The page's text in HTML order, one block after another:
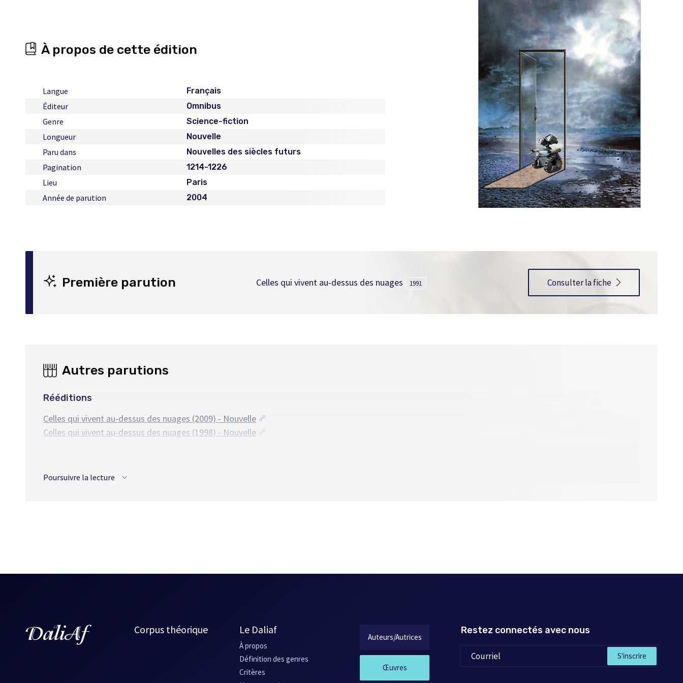
À propos de cette édition
Langue Français
Éditeur Omnibus
Genre Science-fiction
Longueur Nouvelle
Paru dans Nouvelles des siècles futurs
Pagination 1214-1226
Lieu Paris
Année de parution 2004
Première parution Celles qui vivent au-dessus des nuages 1991 Consulter la fiche
Autres parutions
Rééditions
Celles qui vivent au-dessus des nuages (2009) - Nouvelle
Celles qui vivent au-dessus des nuages (1998) - Nouvelle
Traductions
Poursuivre la lecture
Corpus théorique Le Daliaf
À propos
Définition des genres
Critères
Auteurs/Autrices
Œuvres
Restez connectés avec nous
S'inscrire